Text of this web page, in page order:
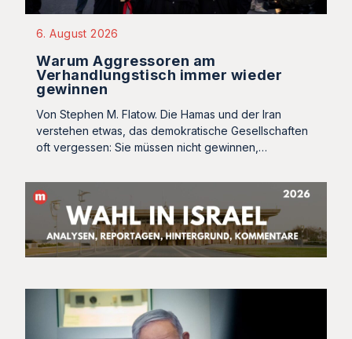
6. August 2026
Warum Aggressoren am
Verhandlungstisch immer wieder
gewinnen
Von Stephen M. Flatow. Die Hamas und der Iran
verstehen etwas, das demokratische Gesellschaften
oft vergessen: Sie müssen nicht gewinnen,…